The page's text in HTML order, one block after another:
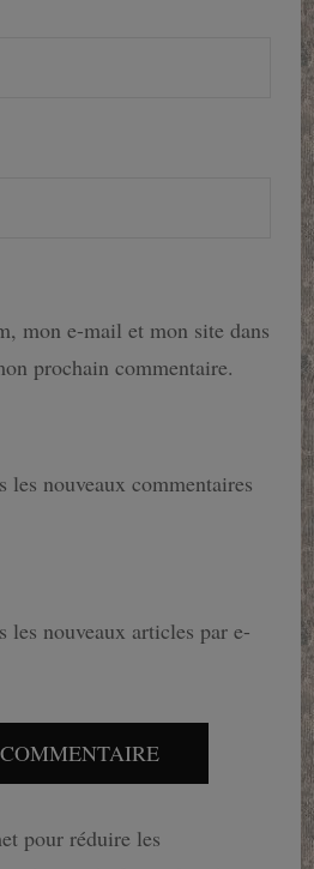
mon e-mail et mon site dans
prochain commentaire.
les nouveaux commentaires
les nouveaux articles par e-
pour réduire les